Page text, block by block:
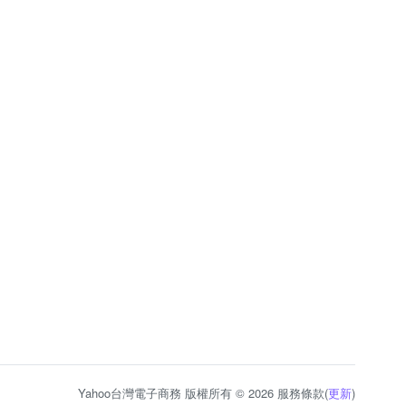
Yahoo台灣電子商務 版權所有 © 2026 服務條款(更新)